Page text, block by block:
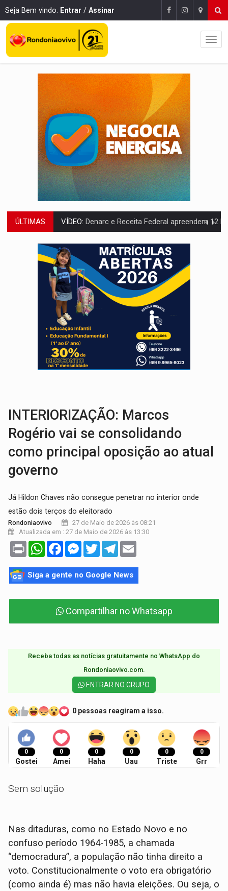
Seja Bem vindo. Entrar / Assinar
ÚLTIMAS OPERAÇÃO DA PC:Membros do CV são presos com armas e drogas após
ENTRADA GRATUITA:Espetáculo As Marias Somos Nós será
VÍDEO:Três são presos após furto de motocicleta em frente
CELEBRAÇÃO:Cerejeiras completa 43 anos de emancipação com
SAÚDE:Anvisa desmente boato sobre presença de plástico ou
VÍDEO: Pitbulls fogem de residência e atacam casal de idosos
AÇÃO CONJUNTA: Forças policiais apreendem cerca de 1kg de
PF ESTÁ APURANDO: Flávio Bolsonaro escolhe Alfredo Gaspar como vice, alvo de
Denarc e Receita Federal apreendem 12 kg de skunk e arma que
INTERIORIZAÇÃO: Marcos
Rogério vai se consolidando
como principal oposição ao atual
governo
Já Hildon Chaves não consegue penetrar no interior onde
estão dois terços do eleitorado
Rondoniaovivo
27 de Maio de 2026 às 08:21
Atualizada em : 27 de Maio de 2026 às 13:30
Print WhatsAppFacebookMessenger
TwitterTelegram
Siga a gente no Google News
Compartilhar no Whatsapp
Receba todas as notícias gratuitamente no WhatsApp do
Rondoniaovivo.com.​
ENTRAR NO GRUPO
0 pessoas reagiram a isso.
0
Gostei
0
Amei
0
Haha
0
Uau
0
Triste
0
Grr
Sem solução
Nas ditaduras, como no Estado Novo e no
confuso período 1964-1985, a chamada
“democradura”, a população não tinha direito a
voto. Constitucionalmente o voto era obrigatório
(como ainda é) mas não havia eleições. Ou seja, o